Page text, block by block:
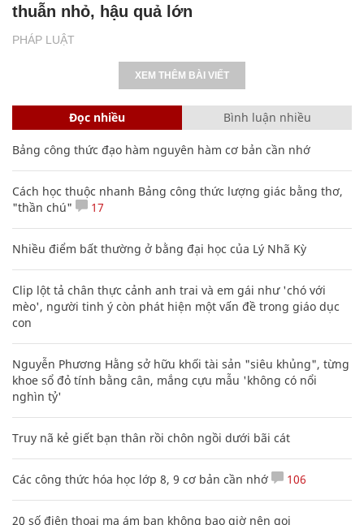
PHÁP LUẬT
thuẫn nhỏ, hậu quả lớn
XEM THÊM BÀI VIẾT
Đọc nhiều Bình luận nhiều
Bảng công thức đạo hàm nguyên hàm cơ bản cần nhớ
Cách học thuộc nhanh Bảng công thức lượng giác bằng thơ,
"thần chú"
17
Nhiều điểm bất thường ở bằng đại học của Lý Nhã Kỳ
Clip lột tả chân thực cảnh anh trai và em gái như 'chó với
mèo', người tinh ý còn phát hiện một vấn đề trong giáo dục
con
Nguyễn Phương Hằng sở hữu khối tài sản "siêu khủng", từng
khoe sổ đỏ tính bằng cân, mắng cựu mẫu 'không có nổi
nghìn tỷ'
Truy nã kẻ giết bạn thân rồi chôn ngồi dưới bãi cát
Các công thức hóa học lớp 8, 9 cơ bản cần nhớ 106
20 số điện thoại ma ám bạn không bao giờ nên gọi